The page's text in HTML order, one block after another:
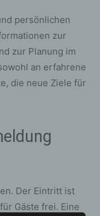
persönlichen
zur
zur Planung im
an erfahrene
die neue Ziele für
Der Eintritt ist
Gäste frei. Eine